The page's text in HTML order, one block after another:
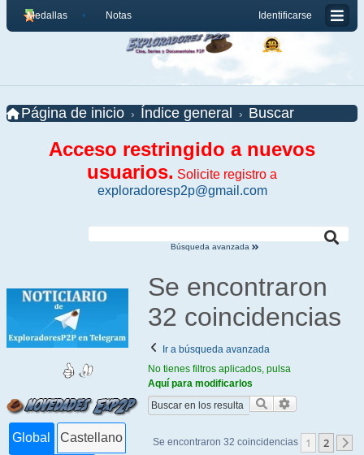
Identificarse
Medallas Notas
Página de inicio Índice general Buscar
Acceso restringido a nuevos
usuarios. Solicite registro a
exploradoresp2p@gmail.com
Búsqueda avanzada
Global Castellano
Se encontraron
32 coincidencias
Ir a búsqueda avanzada
No tienes filtros aplicados, pulsa
Aquí para modificarlos
Buscar
Se encontraron 32 coincidencias 1 2